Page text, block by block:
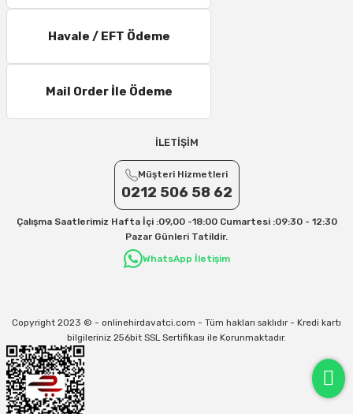
Havale / EFT Ödeme
Mail Order İle Ödeme
İLETİŞİM
Müşteri Hizmetleri
0212 506 58 62
Çalışma Saatlerimiz Hafta İçi :09,00 -18:00 Cumartesi :09:30 - 12:30
Pazar Günleri Tatildir.
WhatsApp İletişim
Copyright 2023 © - onlinehirdavatci.com - Tüm hakları saklıdır - Kredi kartı
bilgileriniz 256bit SSL Sertifikası ile Korunmaktadır.